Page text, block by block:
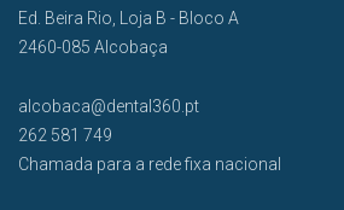
Ed. Beira Rio, Loja B - Bloco A
2460-085 Alcobaça
alcobaca@dental360.pt
262 581 749
Chamada para a rede fixa nacional